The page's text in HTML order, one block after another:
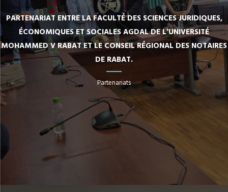
PARTENARIAT ENTRE LA FACULTÉ DES SCIENCES JURIDIQUES,
ÉCONOMIQUES ET SOCIALES AGDAL DE L’UNIVERSITÉ
MOHAMMED V RABAT ET LE CONSEIL RÉGIONAL DES NOTAIRES
DE RABAT.
Partenariats